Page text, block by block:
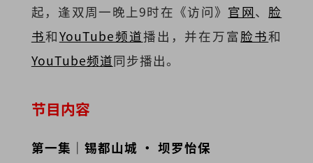
起，逢双周一晚上9时在《访问》 官网、 脸
书和YouTube频道播出，并在万富脸书和
YouTube频道同步播出。
节目内容
第一集｜锡都山城 · 坝罗怡保